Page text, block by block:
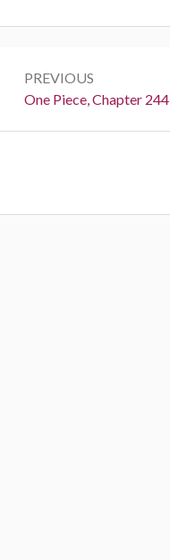
navigation
PREVIOUS
Previous:
One Piece, Chapter 244